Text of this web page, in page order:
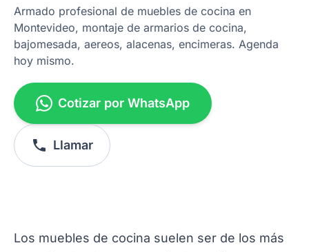
Armado profesional de muebles de cocina en
Montevideo, montaje de armarios de cocina,
bajomesada, aereos, alacenas, encimeras. Agenda
hoy mismo.
Cotizar por WhatsApp
Llamar
Los muebles de cocina suelen ser de los más